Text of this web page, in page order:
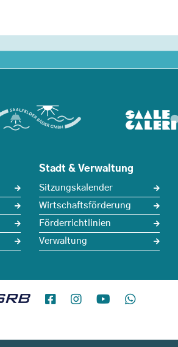
Stadt & Verwaltung
Sitzungskalender
Wirtschaftsförderung
Förderrichtlinien
Verwaltung